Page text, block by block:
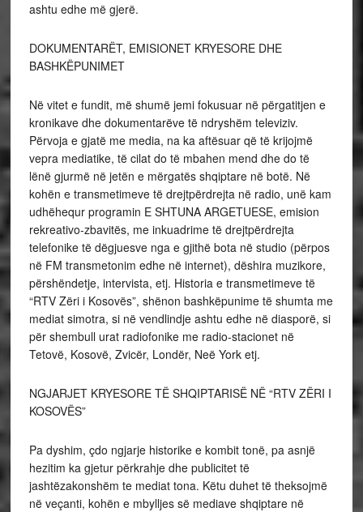
ashtu edhe më gjerë.
DOKUMENTARËT, EMISIONET KRYESORE DHE
BASHKËPUNIMET
Në vitet e fundit, më shumë jemi fokusuar në përgatitjen e
kronikave dhe dokumentarëve të ndryshëm televiziv.
Përvoja e gjatë me media, na ka aftësuar që të krijojmë
vepra mediatike, të cilat do të mbahen mend dhe do të
lënë gjurmë në jetën e mërgatës shqiptare në botë. Në
kohën e transmetimeve të drejtpërdrejta në radio, unë kam
udhëhequr programin E SHTUNA ARGETUESE, emision
rekreativo-zbavitës, me inkuadrime të drejtpërdrejta
telefonike të dëgjuesve nga e gjithë bota në studio (përpos
në FM transmetonim edhe në internet), dëshira muzikore,
përshëndetje, intervista, etj. Historia e transmetimeve të
“RTV Zëri i Kosovës”, shënon bashkëpunime të shumta me
mediat simotra, si në vendlindje ashtu edhe në diasporë, si
për shembull urat radiofonike me radio-stacionet në
Tetovë, Kosovë, Zvicër, Londër, Neë York etj.
NGJARJET KRYESORE TË SHQIPTARISË NË “RTV ZËRI I
KOSOVËS”
Pa dyshim, çdo ngjarje historike e kombit tonë, pa asnjë
hezitim ka gjetur përkrahje dhe publicitet të
jashtëzakonshëm te mediat tona. Këtu duhet të theksojmë
në veçanti, kohën e mbylljes së mediave shqiptare në